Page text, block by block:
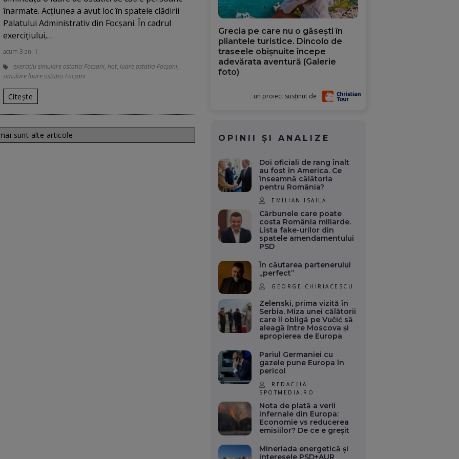
înarmate. Acțiunea a avut loc în spatele clădirii
Palatului Administrativ din Focșani. În cadrul
exercițiului,…
acum 3 ani
exercițiu simulare ostatici Focșani, hot, luare ostatici Focșani,
simulare luare ostatici Focșani
Citește
sunt alte articole
Grecia pe care nu o găsești în
pliantele turistice. Dincolo de
traseele obișnuite începe
adevărata aventură (Galerie
foto)
un proiect susținut de
OPINII ȘI ANALIZE
Doi oficiali de rang înalt
au fost în America. Ce
înseamnă călătoria
pentru România?
EMILIAN ISAILĂ
Cărbunele care poate
costa România miliarde.
Lista fake-urilor din
spatele amendamentului
PSD
În căutarea partenerului
„perfect”
GEORGE CHIRIACESCU
Zelenski, prima vizită în
Serbia. Miza unei călătorii
care îl obligă pe Vučić să
aleagă între Moscova și
apropierea de Europa
Pariul Germaniei cu
gazele pune Europa în
pericol
REDACȚIA
SPOTMEDIA.RO
Nota de plată a verii
infernale din Europa:
Economie vs reducerea
emisiilor? De ce e greșit
Mineriada energetică și
interesele PSD+AUR